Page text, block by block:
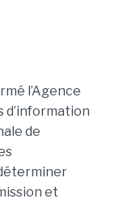
l’Agence
d’information
de
et